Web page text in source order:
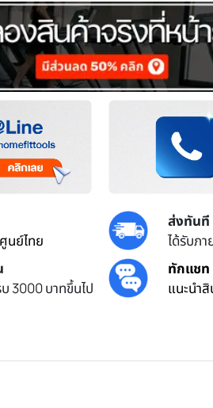
นย์ไทย
ส่งทันที
ได้รับภา
3000 บาทขึ้นไป
ทักแชท
แนะนำ